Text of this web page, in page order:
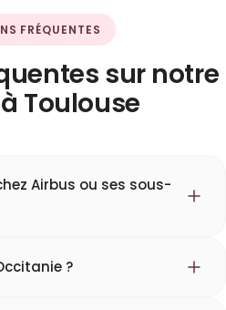
FRÉQUENTES
sur notre
Toulouse
Airbus ou ses sous-
?